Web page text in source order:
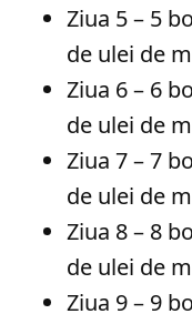
Ziua 5 – 5
de ulei de
Ziua 6 – 6
de ulei de
Ziua 7 – 7
de ulei de
Ziua 8 – 8
de ulei de
Ziua 9 – 9